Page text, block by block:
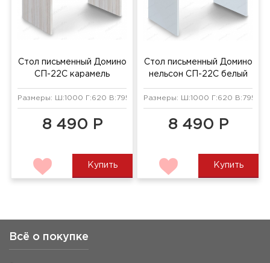
Стол письменный Домино
СП-22С карамель
Размеры: Ш:1000 Г:620 В:795 мм
8 490 Р
Купить
Стол письменный Домино
нельсон СП-22С белый
Размеры: Ш:1000 Г:620 В:795 мм
8 490 Р
Купить
Всё о покупке